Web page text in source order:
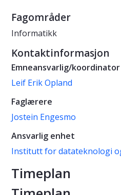
Fagområder
Informatikk
Kontaktinformasjon
Emneansvarlig/koordinator
Leif Erik Opland
Faglærere
Jostein Engesmo
Ansvarlig enhet
Institutt for datateknologi
Timeplan